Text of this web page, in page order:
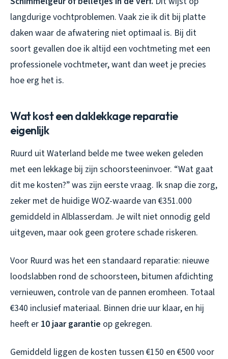
langdurige vochtproblemen. Vaak zie ik dit bij platte
daken waar de afwatering niet optimaal is. Bij dit
soort gevallen doe ik altijd een vochtmeting met een
professionele vochtmeter, want dan weet je precies
hoe erg het is.
Wat kost een daklekkage reparatie
eigenlijk
Ruurd uit Waterland belde me twee weken geleden
met een lekkage bij zijn schoorsteeninvoer. “Wat gaat
dit me kosten?” was zijn eerste vraag. Ik snap die zorg,
zeker met de huidige WOZ-waarde van €351.000
gemiddeld in Alblasserdam. Je wilt niet onnodig geld
uitgeven, maar ook geen grotere schade riskeren.
Voor Ruurd was het een standaard reparatie: nieuwe
loodslabben rond de schoorsteen, bitumen afdichting
vernieuwen, controle van de pannen eromheen. Totaal
€340 inclusief materiaal. Binnen drie uur klaar, en hij
heeft er 10 jaar garantie op gekregen.
Gemiddeld liggen de kosten tussen €150 en €500 voor